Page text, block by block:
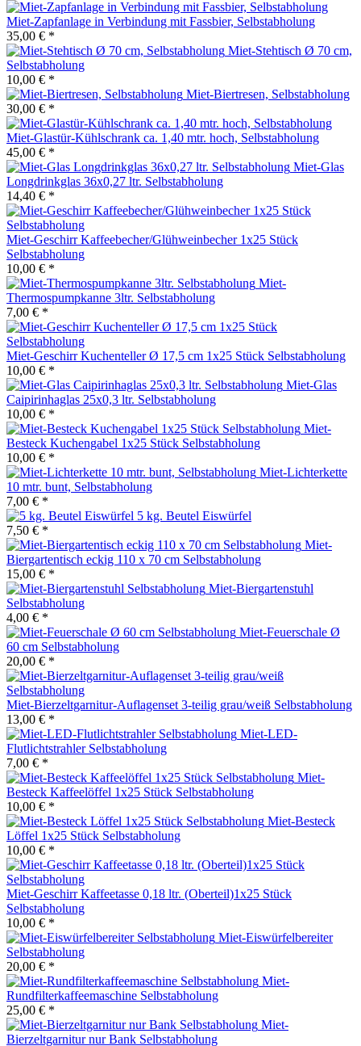
Miet-Zapfanlage in Verbindung mit Fassbier, Selbstabholung
35,00 € *
Miet-Stehtisch Ø 70 cm,
Selbstabholung
10,00 € *
Miet-Biertresen, Selbstabholung
30,00 € *
Miet-Glastür-Kühlschrank ca. 1,40 mtr. hoch, Selbstabholung
45,00 € *
Miet-Glas
Longdrinkglas 36x0,27 ltr. Selbstabholung
14,40 € *
Miet-Geschirr Kaffeebecher/Glühweinbecher 1x25 Stück
Selbstabholung
10,00 € *
Miet-
Thermospumpkanne 3ltr. Selbstabholung
7,00 € *
Miet-Geschirr Kuchenteller Ø 17,5 cm 1x25 Stück Selbstabholung
10,00 € *
Miet-Glas
Caipirinhaglas 25x0,3 ltr. Selbstabholung
10,00 € *
Miet-
Besteck Kuchengabel 1x25 Stück Selbstabholung
10,00 € *
Miet-Lichterkette
10 mtr. bunt, Selbstabholung
7,00 € *
5 kg. Beutel Eiswürfel
7,50 € *
Miet-
Biergartentisch eckig 110 x 70 cm Selbstabholung
15,00 € *
Miet-Biergartenstuhl
Selbstabholung
4,00 € *
Miet-Feuerschale Ø
60 cm Selbstabholung
20,00 € *
Miet-Bierzeltgarnitur-Auflagenset 3-teilig grau/weiß Selbstabholung
13,00 € *
Miet-LED-
Flutlichtstrahler Selbstabholung
7,00 € *
Miet-
Besteck Kaffeelöffel 1x25 Stück Selbstabholung
10,00 € *
Miet-Besteck
Löffel 1x25 Stück Selbstabholung
10,00 € *
Miet-Geschirr Kaffeetasse 0,18 ltr. (Oberteil)1x25 Stück
Selbstabholung
10,00 € *
Miet-Eiswürfelbereiter
Selbstabholung
20,00 € *
Miet-
Rundfilterkaffeemaschine Selbstabholung
25,00 € *
Miet-
Bierzeltgarnitur nur Bank Selbstabholung